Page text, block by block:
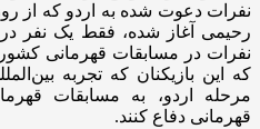
رحیمی آغاز شده، فقط یک نفر
نفرات در مسابقات قهرمانی
مرحله اردو، به مسابقات
قهرمانی دفاع کنند.